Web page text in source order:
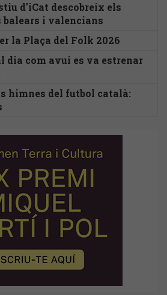
d'iCat descobreix els
balears i valencians
la Plaça del Folk 2026
dia com avui es va estrenar
himnes del futbol català: